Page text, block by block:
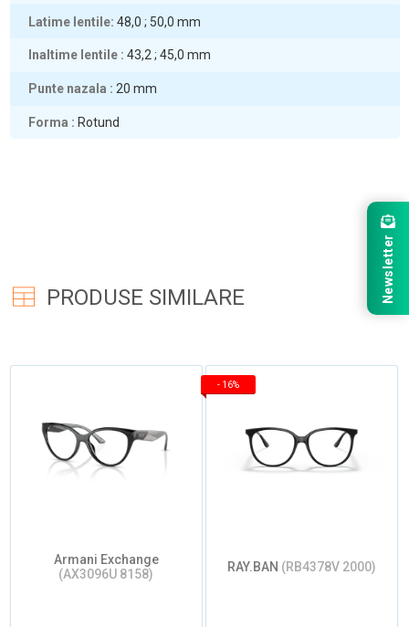
Latime lentile 48,0 ; 50,0 mm
Inaltime lentile 43,2 ; 45,0 mm
Punte nazala 20 mm
Forma Rotund
PRODUSE SIMILARE
Armani Exchange
(AX3096U 8158)
- 16%
RAY.BAN (RB4378V 2000)
Newsletter